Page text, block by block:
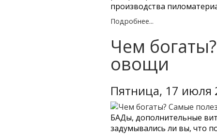
производства
Подробнее...
Чем
овощи
Пятница, 17 июля
БАДы, дополнительные
задумывались ли вы, что